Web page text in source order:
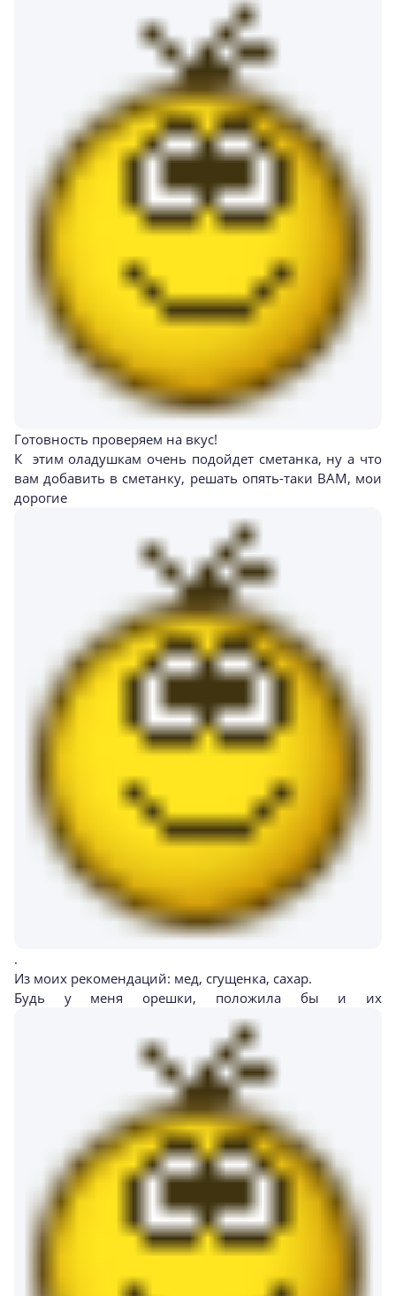
Готовность проверяем на вкус!
К этим оладушкам очень подойдет сметанка, ну а что
вам добавить в сметанку, решать опять-таки ВАМ, мои
дорогие
.
Из моих рекомендаций: мед, сгущенка, сахар.
Будь у меня орешки, положила бы и их